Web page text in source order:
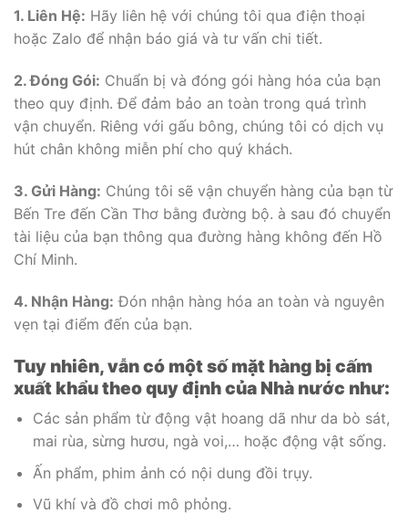
1. Liên Hệ: Hãy liên hệ với chúng tôi qua điện thoại
hoặc Zalo để nhận báo giá và tư vấn chi tiết.
2. Đóng Gói: Chuẩn bị và đóng gói hàng hóa của bạn
theo quy định. Để đảm bảo an toàn trong quá trình
vận chuyển. Riêng với gấu bông, chúng tôi có dịch vụ
hút chân không miễn phí cho quý khách.
3. Gửi Hàng: Chúng tôi sẽ vận chuyển hàng của bạn từ
Bến Tre đến Cần Thơ bằng đường bộ. à sau đó chuyển
tài liệu của bạn thông qua đường hàng không đến Hồ
Chí Minh.
4. Nhận Hàng: Đón nhận hàng hóa an toàn và nguyên
vẹn tại điểm đến của bạn.
Tuy nhiên, vẫn có một số mặt hàng bị cấm
xuất khẩu theo quy định của Nhà nước như:
Các sản phẩm từ động vật hoang dã như da bò sát,
mai rùa, sừng hươu, ngà voi,… hoặc động vật sống.
Ấn phẩm, phim ảnh có nội dung đồi trụy.
Vũ khí và đồ chơi mô phỏng.